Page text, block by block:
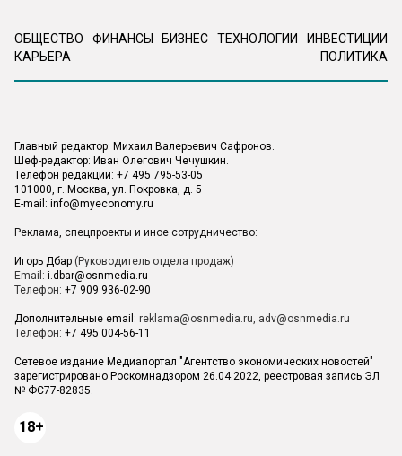
ОБЩЕСТВО ФИНАНСЫ БИЗНЕС ТЕХНОЛОГИИ
ИНВЕСТИЦИИ
КАРЬЕРА
ПОЛИТИКА
Главный редактор: Михаил Валерьевич Сафронов.
Шеф-редактор: Иван Олегович Чечушкин.
Телефон редакции: +7 495 795-53-05
101000, г. Москва, ул. Покровка, д. 5
E-mail: info@myeconomy.ru
Реклама, спецпроекты и иное сотрудничество:
Игорь Дбар (Руководитель отдела продаж)
Email: i.dbar@osnmedia.ru
Телефон: +7 909 936-02-90
Дополнительные email: reklama@osnmedia.ru, adv@osnmedia.ru
Телефон: +7 495 004-56-11
Сетевое издание Медиапортал "Агентство экономических новостей"
зарегистрировано Роскомнадзором 26.04.2022, реестровая запись ЭЛ
№ ФС77-82835.
18+